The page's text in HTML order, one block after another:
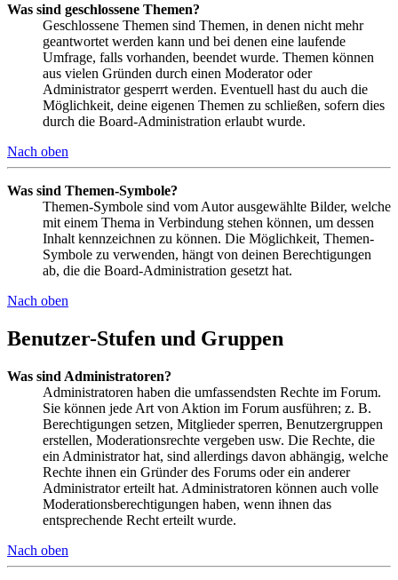
Was sind geschlossene Themen?
Geschlossene Themen sind Themen, in denen nicht mehr
geantwortet werden kann und bei denen eine laufende
Umfrage, falls vorhanden, beendet wurde. Themen können
aus vielen Gründen durch einen Moderator oder
Administrator gesperrt werden. Eventuell hast du auch die
Möglichkeit, deine eigenen Themen zu schließen, sofern dies
durch die Board-Administration erlaubt wurde.
Nach oben
Was sind Themen-Symbole?
Themen-Symbole sind vom Autor ausgewählte Bilder, welche
mit einem Thema in Verbindung stehen können, um dessen
Inhalt kennzeichnen zu können. Die Möglichkeit, Themen-
Symbole zu verwenden, hängt von deinen Berechtigungen
ab, die die Board-Administration gesetzt hat.
Nach oben
Benutzer-Stufen und Gruppen
Was sind Administratoren?
Administratoren haben die umfassendsten Rechte im Forum.
Sie können jede Art von Aktion im Forum ausführen; z. B.
Berechtigungen setzen, Mitglieder sperren, Benutzergruppen
erstellen, Moderationsrechte vergeben usw. Die Rechte, die
ein Administrator hat, sind allerdings davon abhängig, welche
Rechte ihnen ein Gründer des Forums oder ein anderer
Administrator erteilt hat. Administratoren können auch volle
Moderationsberechtigungen haben, wenn ihnen das
entsprechende Recht erteilt wurde.
Nach oben